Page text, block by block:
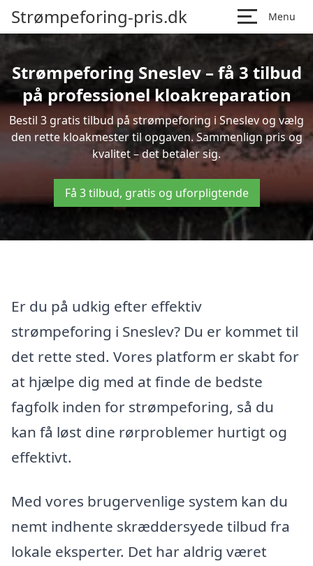
Strømpeforing-pris.dk Menu
Strømpeforing Sneslev – få 3 tilbud
på professionel kloakreparation
Bestil 3 gratis tilbud på strømpeforing i Sneslev og vælg
den rette kloakmester til opgaven. Sammenlign pris og
kvalitet – det betaler sig.
Få 3 tilbud, gratis og uforpligtende
Er du på udkig efter effektiv
strømpeforing i Sneslev? Du er kommet til
det rette sted. Vores platform er skabt for
at hjælpe dig med at finde de bedste
fagfolk inden for strømpeforing, så du
kan få løst dine rørproblemer hurtigt og
effektivt.
Med vores brugervenlige system kan du
nemt indhente skræddersyede tilbud fra
lokale eksperter. Det har aldrig været